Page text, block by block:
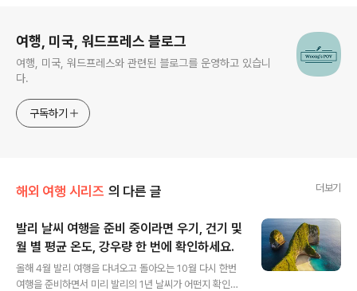
여행, 미국, 워드프레스 블로그
여행, 미국, 워드프레스와 관련된 블로그를 운영하고 있습니
다.
구독하기
해외 여행 시리즈 의 다른 글 더보기
발리 날씨 여행을 준비 중이라면 우기, 건기 및
월 별 평균 온도, 강우량 한 번에 확인하세요.
올해 4월 발리 여행을 다녀오고 돌아오는 10월 다시 한번
여행을 준비하면서 미리 발리의 1년 날씨가 어떤지 확인해